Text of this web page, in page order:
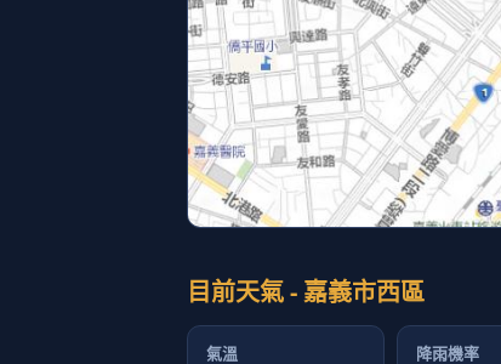
目前天氣 - 嘉義市西區
氣溫 降雨機率